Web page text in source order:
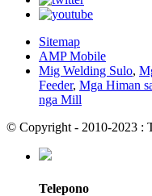
Sitemap
AMP Mobile
Mig Welding Sulo,
Feeder, Mga Himan
nga Mill
© Copyright - 2010-2023 :
Telepono